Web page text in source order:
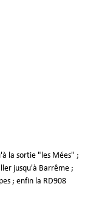
la sortie "les Mées" ;
jusqu'à Barrême ;
; enfin la RD908